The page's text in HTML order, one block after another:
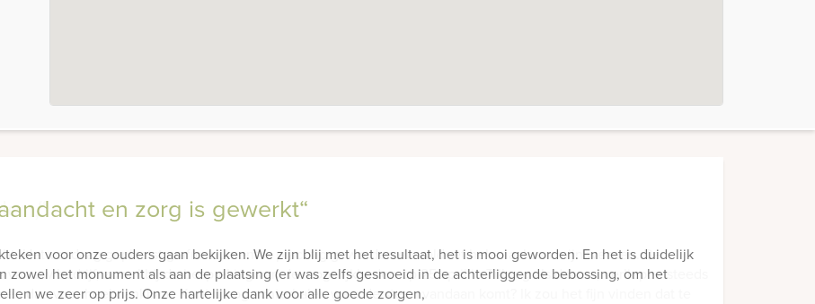
en zorg is gewerkt“
voor onze ouders gaan bekijken. We zijn blij met het resultaat, het is mooi geworden. En het is duidelijk
zowel het monument als aan de plaatsing (er was zelfs gesnoeid in de achterliggende bebossing, om het
we zeer op prijs. Onze hartelijke dank voor alle goede zorgen,